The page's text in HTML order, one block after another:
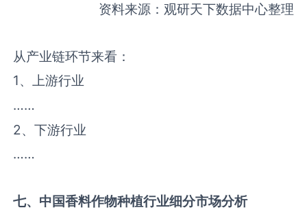
资料来源：观研天下数据中心整理
从产业链环节来看：
1、上游行业
……
2、下游行业
……
七、中国香料作物种植行业细分市场分析